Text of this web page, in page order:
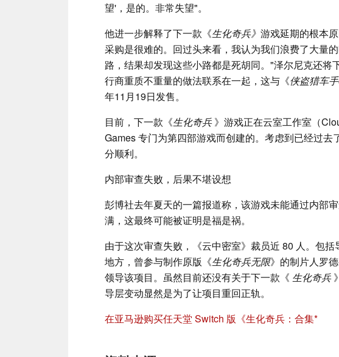
望'，是的。非常失望"。
他进一步解释了下一款《生化奇兵》 游戏延期的根本
采购是很难的。回过头来看，我认为我们浪费了大量
路，结果却发现这些小路都是死胡同。"泽尔尼克还将
行商重质不重量的做法联系在一起，这与《侠盗猎车
年11月19日发售。
目前，下一款《生化奇兵》游戏正在云室工作室（
Games 专门为第四部游戏而创建的。考虑到已经过去
分顺利。
内部审查失败，后果不堪设想
彭博社去年夏天的一篇报道称，该游戏未能通过内部
满，这最终可能被证明是福是祸。
由于这次审查失败，《云中密室》裁员近 80 人。包
地方，曾参与制作原版《生化奇兵无限》的制片人罗
领导该项目。虽然目前还没有关于下一款《 生化奇兵
导层变动显然是为了让项目重回正轨。
在亚马逊购买任天堂 Switch 版《生化奇兵：合集